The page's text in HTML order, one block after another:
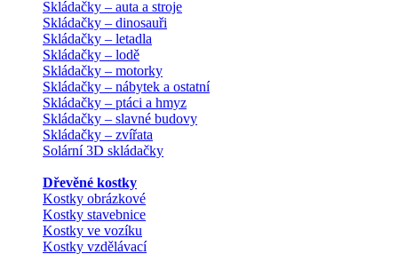
Skládačky – auta a stroje
Skládačky – dinosauři
Skládačky – letadla
Skládačky – lodě
Skládačky – motorky
Skládačky – nábytek a ostatní
Skládačky – ptáci a hmyz
Skládačky – slavné budovy
Skládačky – zvířata
Solární 3D skládačky
Dřevěné kostky
Kostky obrázkové
Kostky stavebnice
Kostky ve vozíku
Kostky vzdělávací